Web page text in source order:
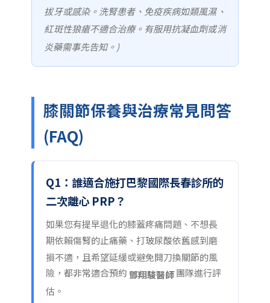
拔牙或感染。洗腎患者、免疫疾病如類風濕、
紅斑性狼瘡不適合治療。有服用抗凝血劑或消
炎藥需事先告知。)
膝關節保養與治療常見問答
(FAQ)
Q1：誰適合施打巴黎國際長春診所的
二次離心 PRP？
如果您有提早退化的膝蓋疼痛問題、不想長
期依賴傷腎的止痛藥、打玻尿酸依舊感到磨
損不適，且希望延緩或避免開刀換關節的風
險，都非常適合預約鄧翔駿醫師團隊進行評
估。